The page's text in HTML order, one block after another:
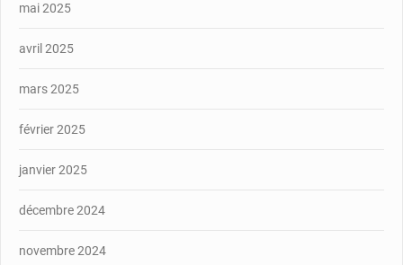
mai 2025
avril 2025
mars 2025
février 2025
janvier 2025
décembre 2024
novembre 2024